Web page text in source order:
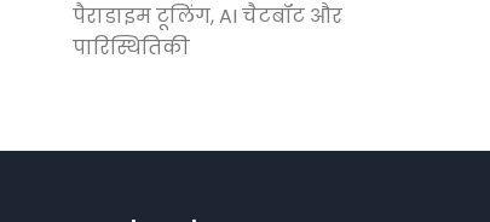
पैराडाइम टूलिंग, AI चैटबॉट और
पारिस्थितिकी